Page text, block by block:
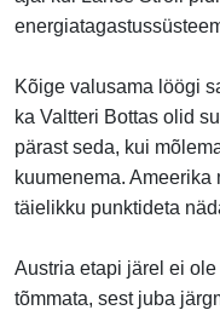
Kõige valusama löögi
ka Valtteri Bottas olid
pärast seda, kui
kuumenema.
täielikku punktideta
Austria etapi järel ei
tõmmata, sest juba